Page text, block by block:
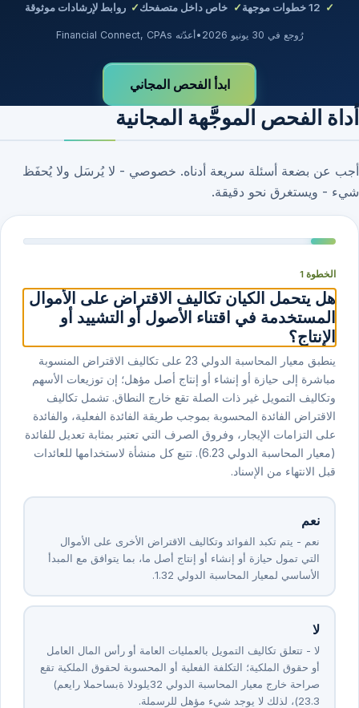
12 خطوات موجهة خاص داخل متصفحك روابط لإرشادات موثوقة
رُوجع في 30 يونيو 2026 •أعدّته Financial Connect, CPAs
ابدأ الفحص المجاني
أداة الفحص الموجَّهة المجانية
أجب عن بضعة أسئلة سريعة أدناه. خصوصي - لا يُرسَل ولا يُحفَظ
شيء - ويستغرق نحو دقيقة.
الخطوة 1
هل يتحمل الكيان تكاليف الاقتراض على الأموال
المستخدمة في اقتناء الأصول أو التشييد أو
الإنتاج؟
ينطبق معيار المحاسبة الدولي ⁦23⁩ على تكاليف الاقتراض المنسوبة
مباشرة إلى حيازة أو إنشاء أو إنتاج أصل مؤهل؛ إن توزيعات الأسهم
وتكاليف التمويل غير ذات الصلة تقع خارج النطاق. تشمل تكاليف
الاقتراض الفائدة المحسوبة بموجب طريقة الفائدة الفعلية، والفائدة
على التزامات الإيجار، وفروق الصرف التي تعتبر بمثابة تعديل للفائدة
(معيار المحاسبة الدولي ⁦23⁩.⁦6⁩). تتبع كل منشأة لاستخدامها للعائدات
قبل الانتهاء من الإسناد.
نعم
نعم - يتم تكبد الفوائد وتكاليف الاقتراض الأخرى على الأموال
التي تمول حيازة أو إنشاء أو إنتاج أصل ما، بما يتوافق مع المبدأ
الأساسي لمعيار المحاسبة الدولي ⁦23⁩.⁦1⁩.
لا
لا - تتعلق تكاليف التمويل بالعمليات العامة أو رأس المال العامل
أو حقوق الملكية؛ التكلفة الفعلية أو المحسوبة لحقوق الملكية تقع
صراحة خارج معيار المحاسبة الدولي ⁦23⁩ (معيار المحاسبة الدولي
⁦23⁩.⁦3⁩)، لذلك لا يوجد شيء مؤهل للرسملة.